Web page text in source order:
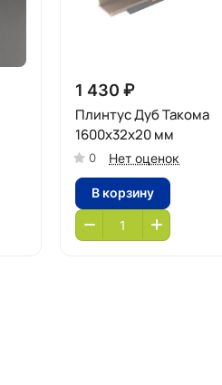
1 430 ₽
Плинтус Дуб Такома
1600х32х20 мм
0 Нет оценок
В корзину